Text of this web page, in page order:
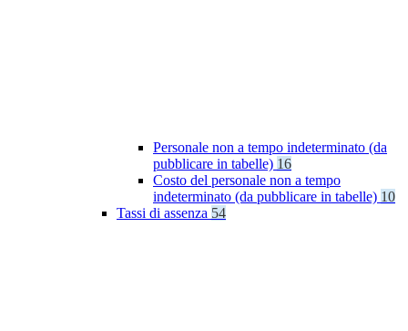
Personale non a tempo indeterminato (da
pubblicare in tabelle) 16
Costo del personale non a tempo
indeterminato (da pubblicare in tabelle) 10
Tassi di assenza 54